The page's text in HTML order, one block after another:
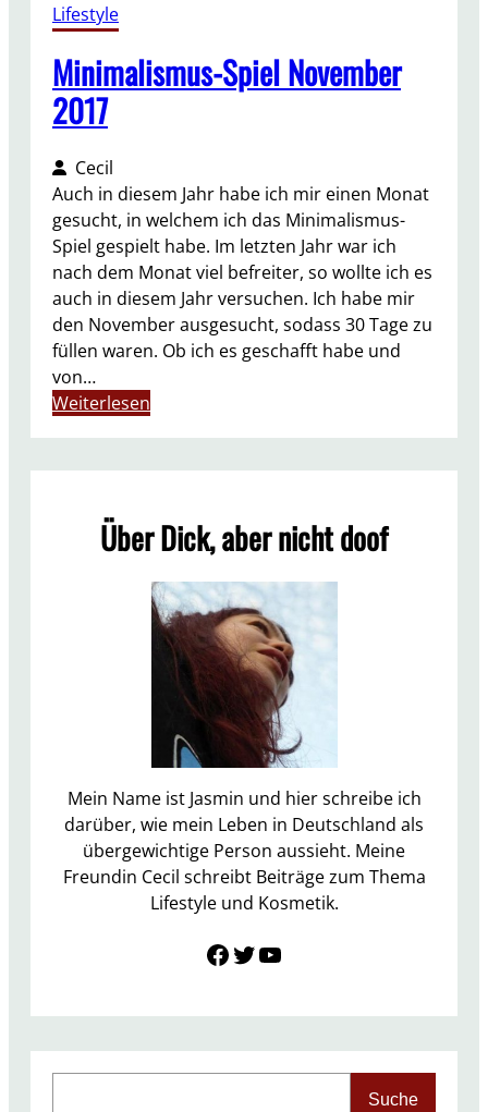
Lifestyle
Minimalismus-Spiel November
2017
Cecil
Auch in diesem Jahr habe ich mir einen Monat
gesucht, in welchem ich das Minimalismus-
Spiel gespielt habe. Im letzten Jahr war ich
nach dem Monat viel befreiter, so wollte ich es
auch in diesem Jahr versuchen. Ich habe mir
den November ausgesucht, sodass 30 Tage zu
füllen waren. Ob ich es geschafft habe und
von…
Weiterlesen
m
a
l
i
S
p
i
e
l
N
e
r
Über Dick, aber nicht doof
Mein Name ist Jasmin und hier schreibe ich
darüber, wie mein Leben in Deutschland als
übergewichtige Person aussieht. Meine
Freundin Cecil schreibt Beiträge zum Thema
Lifestyle und Kosmetik.
Link zu Facebook Twitter YouTube
Suche